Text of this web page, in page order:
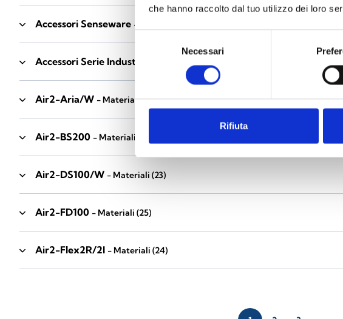
che hanno raccolto dal tuo utilizzo dei loro
consenso
Necessari
Rifiuta
Accessori Senseware - Materiali
Accessori Serie Industrial
Air2-Aria/W - Materiali(23)
Air2-BS200 - Materiali
Air2-DS100/W - Materiali (23)
Air2-FD100 - Materiali (25)
Air2-Flex2R/2I - Materiali (24)